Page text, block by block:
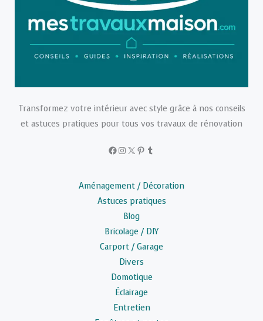
Transformez votre intérieur avec style grâce à nos conseils
et astuces pratiques pour tous vos travaux de rénovation
Facebook
Instagram
X Pinterest
Tumblr
Aménagement / Décoration
Astuces pratiques
Blog
Bricolage / DIY
Carport / Garage
Divers
Domotique
Éclairage
Entretien